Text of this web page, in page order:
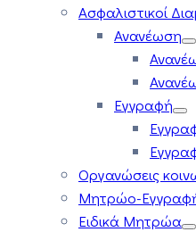
Ασφαλιστικοί
Ανανέωση
Εγγραφή
Οργανώσεις
Μητρώο-
Ειδικά Μητρώα